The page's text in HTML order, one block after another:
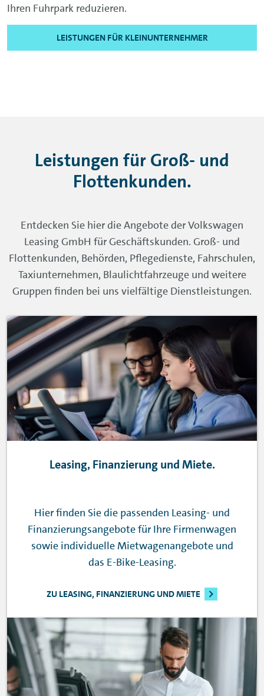
Ihren Fuhrpark reduzieren.
LEISTUNGEN FÜR KLEINUNTERNEHMER
Leistungen für Groß- und
Flottenkunden.
Entdecken Sie hier die Angebote der Volkswagen
Leasing GmbH für Geschäftskunden. Groß- und
Flottenkunden, Behörden, Pflegedienste, Fahrschulen,
Taxiunternehmen, Blaulichtfahrzeuge und weitere
Gruppen finden bei uns vielfältige Dienstleistungen.
Leasing, Finanzierung und Miete.
Hier finden Sie die passenden Leasing- und
Finanzierungsangebote für Ihre Firmenwagen
sowie individuelle Mietwagenangebote und
das E-Bike-Leasing.
ZU LEASING, FINANZIERUNG UND MIETE